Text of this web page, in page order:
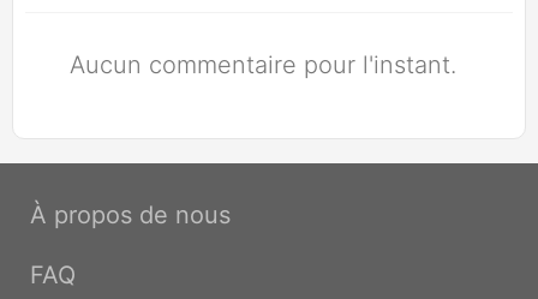
Aucun commentaire pour l'instant.
À propos de nous
FAQ